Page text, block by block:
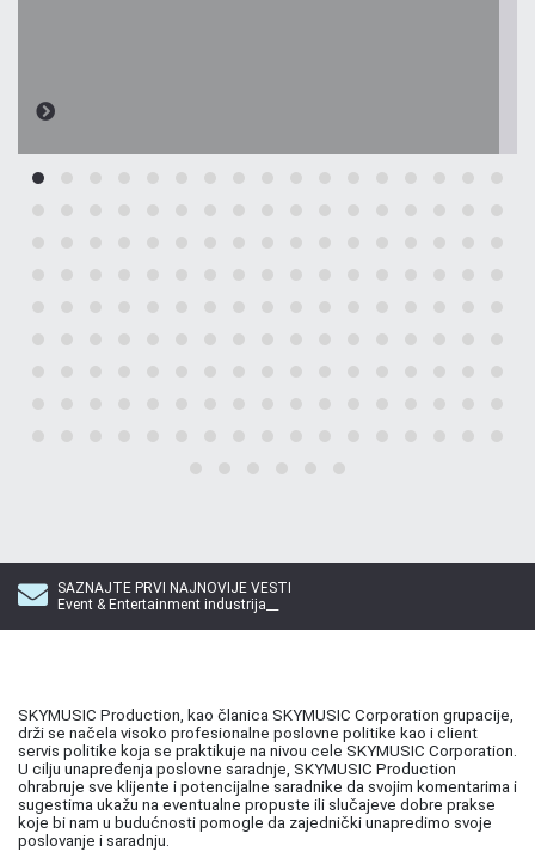
SAZNAJTE PRVI NAJNOVIJE VESTI
Event & Entertainment industrija__
SKYMUSIC Production, kao članica SKYMUSIC Corporation grupacije,
drži se načela visoko profesionalne poslovne politike kao i client
servis politike koja se praktikuje na nivou cele SKYMUSIC Corporation.
U cilju unapređenja poslovne saradnje, SKYMUSIC Production
ohrabruje sve klijente i potencijalne saradnike da svojim komentarima i
sugestima ukažu na eventualne propuste ili slučajeve dobre prakse
koje bi nam u budućnosti pomogle da zajednički unapredimo svoje
poslovanje i saradnju.